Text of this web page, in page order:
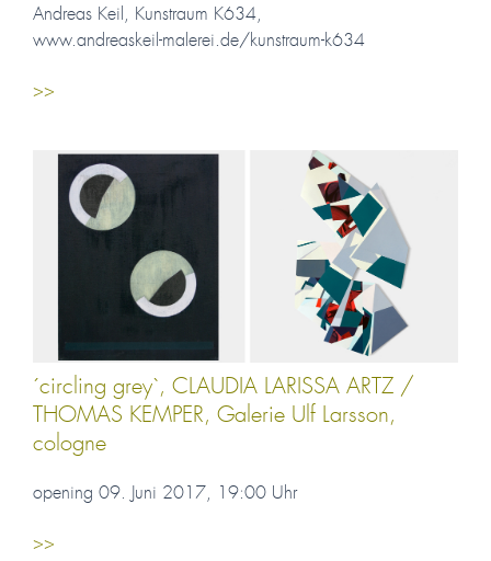
Andreas Keil, Kunstraum K634,
www.andreaskeil-malerei.de/kunstraum-k634
>>
´circling grey`, CLAUDIA LARISSA ARTZ /
THOMAS KEMPER, Galerie Ulf Larsson,
cologne
opening 09. Juni 2017, 19:00 Uhr
>>